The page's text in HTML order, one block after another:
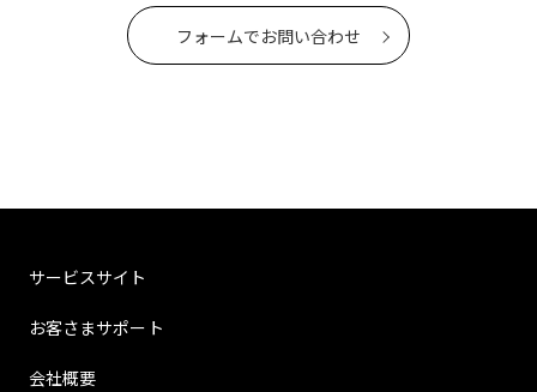
フォームでお問い合わせ
サービスサイト
お客さまサポート
会社概要